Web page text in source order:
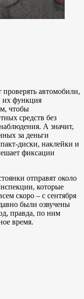
автомобили,
их функция
чтобы
средств без
А значит,
за деньги
диски, наклейки и
фиксации
отправят около
которые
скоро – с сентября
были озвучены
правда, по ним
время.